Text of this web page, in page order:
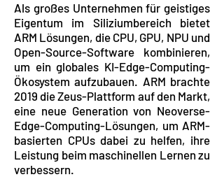
Als großes Unternehmen für geistiges
Eigentum im Siliziumbereich bietet
ARM Lösungen, die CPU, GPU, NPU und
Open-Source-Software kombinieren,
um ein globales KI-Edge-Computing-
Ökosystem aufzubauen. ARM brachte
2019 die Zeus-Plattform auf den Markt,
eine neue Generation von Neoverse-
Edge-Computing-Lösungen, um ARM-
basierten CPUs dabei zu helfen, ihre
Leistung beim maschinellen Lernen zu
verbessern.